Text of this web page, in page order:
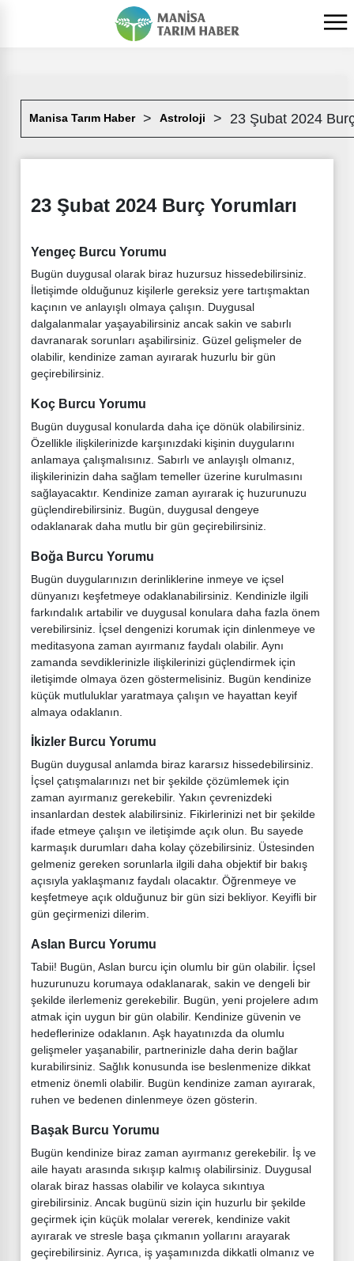
Manisa Tarım Haber Astroloji 23 Şubat 2024
23 Şubat 2024 Burç Yorumları
Yengeç Burcu Yorumu
Bugün duygusal olarak biraz huzursuz hissedebilirsiniz.
İletişimde olduğunuz kişilerle gereksiz yere tartışmaktan
kaçının ve anlayışlı olmaya çalışın. Duygusal
dalgalanmalar yaşayabilirsiniz ancak sakin ve sabırlı
davranarak sorunları aşabilirsiniz. Güzel gelişmeler de
olabilir, kendinize zaman ayırarak huzurlu bir gün
geçirebilirsiniz.
Koç Burcu Yorumu
Bugün duygusal konularda daha içe dönük olabilirsiniz.
Özellikle ilişkilerinizde karşınızdaki kişinin duygularını
anlamaya çalışmalısınız. Sabırlı ve anlayışlı olmanız,
ilişkilerinizin daha sağlam temeller üzerine kurulmasını
sağlayacaktır. Kendinize zaman ayırarak iç huzurunuzu
güçlendirebilirsiniz. Bugün, duygusal dengeye
odaklanarak daha mutlu bir gün geçirebilirsiniz.
Boğa Burcu Yorumu
Bugün duygularınızın derinliklerine inmeye ve içsel
dünyanızı keşfetmeye odaklanabilirsiniz. Kendinizle ilgili
farkındalık artabilir ve duygusal konulara daha fazla önem
verebilirsiniz. İçsel dengenizi korumak için dinlenmeye ve
meditasyona zaman ayırmanız faydalı olabilir. Aynı
zamanda sevdiklerinizle ilişkilerinizi güçlendirmek için
iletişimde olmaya özen göstermelisiniz. Bugün kendinize
küçük mutluluklar yaratmaya çalışın ve hayattan keyif
almaya odaklanın.
İkizler Burcu Yorumu
Bugün duygusal anlamda biraz kararsız hissedebilirsiniz.
İçsel çatışmalarınızı net bir şekilde çözümlemek için
zaman ayırmanız gerekebilir. Yakın çevrenizdeki
insanlardan destek alabilirsiniz. Fikirlerinizi net bir şekilde
ifade etmeye çalışın ve iletişimde açık olun. Bu sayede
karmaşık durumları daha kolay çözebilirsiniz. Üstesinden
gelmeniz gereken sorunlarla ilgili daha objektif bir bakış
açısıyla yaklaşmanız faydalı olacaktır. Öğrenmeye ve
keşfetmeye açık olduğunuz bir gün sizi bekliyor. Keyifli bir
gün geçirmenizi dilerim.
Aslan Burcu Yorumu
Tabii! Bugün, Aslan burcu için olumlu bir gün olabilir. İçsel
huzurunuzu korumaya odaklanarak, sakin ve dengeli bir
şekilde ilerlemeniz gerekebilir. Bugün, yeni projelere adım
atmak için uygun bir gün olabilir. Kendinize güvenin ve
hedeflerinize odaklanın. Aşk hayatınızda da olumlu
gelişmeler yaşanabilir, partnerinizle daha derin bağlar
kurabilirsiniz. Sağlık konusunda ise beslenmenize dikkat
etmeniz önemli olabilir. Bugün kendinize zaman ayırarak,
ruhen ve bedenen dinlenmeye özen gösterin.
Başak Burcu Yorumu
Bugün kendinize biraz zaman ayırmanız gerekebilir. İş ve
aile hayatı arasında sıkışıp kalmış olabilirsiniz. Duygusal
olarak biraz hassas olabilir ve kolayca sıkıntıya
girebilirsiniz. Ancak bugünü sizin için huzurlu bir şekilde
geçirmek için küçük molalar vererek, kendinize vakit
ayırarak ve stresle başa çıkmanın yollarını arayarak
geçirebilirsiniz. Ayrıca, iş yaşamınızda dikkatli olmanız ve